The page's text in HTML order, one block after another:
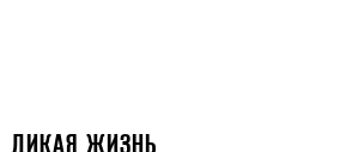
ДИКАЯ ЖИЗНЬ